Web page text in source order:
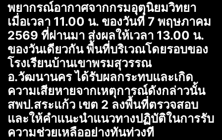
พยากรณ์อากาศจากกรมอุตุนิยมวิทยา
เมื่อเวลา 11.00 น. ของวันที่ 7 พฤษภาคม
2569 ที่ผ่านมา ส่งผลให้เวลา 13.00 น.
ของวันเดียวกัน พื้นที่บริเวณโดยรอบของ
โรงเรียนบ้านเขาพรมสุวรรณ
อ.วัฒนานคร ได้รับผลกระทบและเกิด
ความเสียหายจากเหตุการณ์ดังกล่าวนั้น
สพป.สระแก้ว เขต 2 ลงพื้นที่ตรวจสอบ
และให้คำแนะนำแนวทางปฏิบัติในการรับ
ความช่วยเหลืออย่างทันท่วงที